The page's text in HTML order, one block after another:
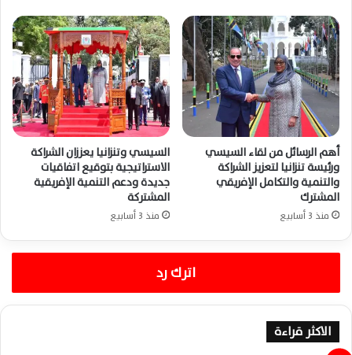
أهم الرسائل من لقاء السيسي
ورئيسة تنزانيا لتعزيز الشراكة
والتنمية والتكامل الإفريقي
المشترك
منذ 3 أسابيع
السيسي وتنزانيا يعززان الشراكة
الاستراتيجية بتوقيع اتفاقيات
جديدة ودعم التنمية الإفريقية
المشتركة
منذ 3 أسابيع
اترك رد
الاكثر قراءة